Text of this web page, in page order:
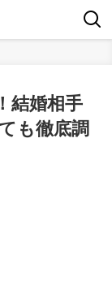
結婚相手
も徹底調